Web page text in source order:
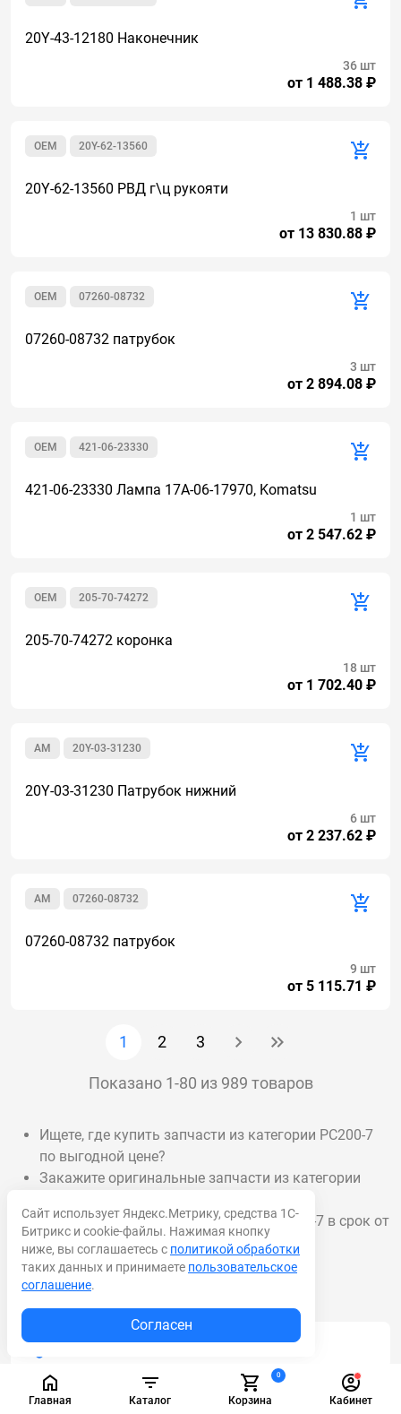
Главная Каталог
0
Корзина Кабинет
20Y-43-12180 Наконечник
от 1 488.38 ₽
36 шт
20Y-62-13560
OEM
20Y-62-13560 РВД г\ц рукояти
от 13 830.88 ₽
1 шт
07260-08732
OEM
07260-08732 патрубок
от 2 894.08 ₽
3 шт
421-06-23330
OEM
421-06-23330 Лампа 17А-06-17970, Komatsu
от 2 547.62 ₽
1 шт
205-70-74272
OEM
205-70-74272 коронка
от 1 702.40 ₽
18 шт
20Y-03-31230
AM
20Y-03-31230 Патрубок нижний
от 2 237.62 ₽
6 шт
07260-08732
AM
07260-08732 патрубок
от 5 115.71 ₽
9 шт
1 2 3
Показано 1-80 из 989 товаров
Ищете, где купить запчасти из категории PC200-7
по выгодной цене?
Закажите оригинальные запчасти из категории
Доставка запчастей из категории PC200-7 в срок от
1 дня.
Акционные товары
Масла и смазки
Сайт использует Яндекс.Метрику, средства 1С-
Битрикс и cookie-файлы. Нажимая кнопку
ниже, вы соглашаетесь с политикой обработки
таких данных и принимаете пользовательское
соглашение.
Согласен